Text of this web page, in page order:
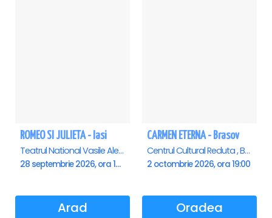
ROMEO SI JULIETA - Iasi
Teatrul National Vasile Alecsandri , Iasi
28 septembrie 2026, ora 19:00
CARMEN ETERNA - Brasov
Centrul Cultural Reduta , Brasov
2 octombrie 2026, ora 19:00
Arad Oradea